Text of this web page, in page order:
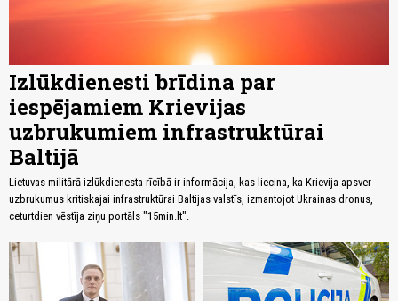
Izlūkdienesti brīdina par
iespējamiem Krievijas
uzbrukumiem infrastruktūrai
Baltijā
Lietuvas militārā izlūkdienesta rīcībā ir informācija, kas liecina, ka Krievija apsver
uzbrukumus kritiskajai infrastruktūrai Baltijas valstīs, izmantojot Ukrainas dronus,
ceturtdien vēstīja ziņu portāls "15min.lt".